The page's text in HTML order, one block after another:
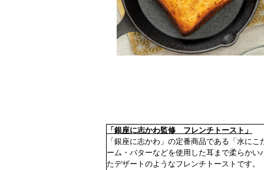
「銀座に志かわ監修 フレンチトースト」
「銀座に志かわ」の定番商品である「水に
ーム・バターなどを使用した耳まで柔らか
たデザートのようなフレンチトーストです